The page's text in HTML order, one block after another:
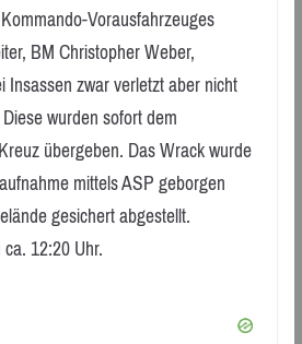
Vorausfahrzeuges
BM Christopher Weber,
Insassen zwar verletzt aber nicht
wurden sofort dem
übergeben. Das Wrack wurde
mittels ASP geborgen
gesichert abgestellt.
12:20 Uhr.